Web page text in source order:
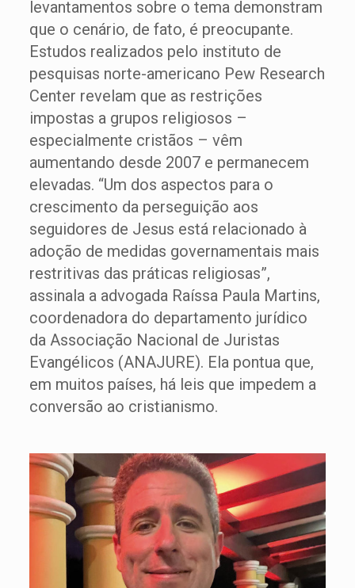
levantamentos sobre o tema demonstram
que o cenário, de fato, é preocupante.
Estudos realizados pelo instituto de
pesquisas norte-americano Pew Research
Center revelam que as restrições
impostas a grupos religiosos –
especialmente cristãos – vêm
aumentando desde 2007 e permanecem
elevadas. “Um dos aspectos para o
crescimento da perseguição aos
seguidores de Jesus está relacionado à
adoção de medidas governamentais mais
restritivas das práticas religiosas”,
assinala a advogada Raíssa Paula Martins,
coordenadora do departamento jurídico
da Associação Nacional de Juristas
Evangélicos (ANAJURE). Ela pontua que,
em muitos países, há leis que impedem a
conversão ao cristianismo.